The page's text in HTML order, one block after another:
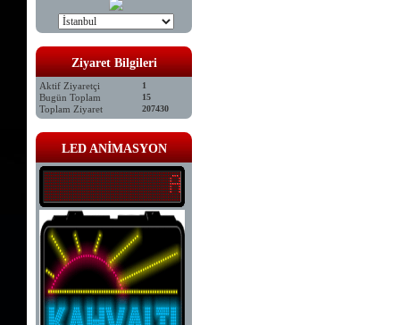
Ziyaret Bilgileri
Aktif Ziyaretçi 1
Bugün Toplam 15
Toplam Ziyaret 207430
LED ANİMASYON